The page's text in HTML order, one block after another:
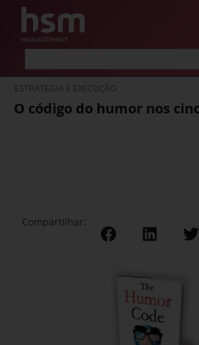
ESTRATÉGIA E EXECUÇÃO
O código do humor nos
Compartilhar: